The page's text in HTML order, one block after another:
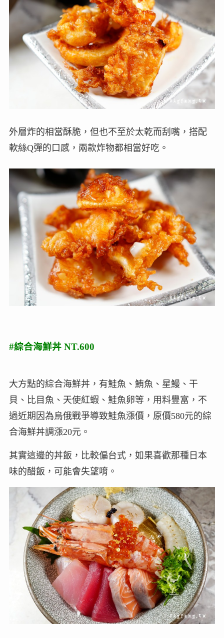
外層炸的相當酥脆，但也不至於太乾而刮嘴，搭配
軟絲Q彈的口感，兩款炸物都相當好吃。
#綜合海鮮丼 NT.600
大方點的綜合海鮮丼，有鮭魚、鮪魚、星鰻、干
貝、比目魚、天使紅蝦、鮭魚卵等，用料豐富，不
過近期因為烏俄戰爭導致鮭魚漲價，原價580元的綜
合海鮮丼調漲20元。
其實這邊的丼飯，比較偏台式，如果喜歡那種日本
味的醋飯，可能會失望唷。